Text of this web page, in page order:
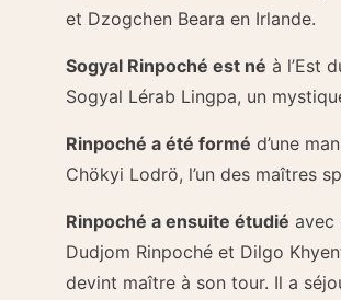
et Dzogchen Beara en Irlande.
Sogyal Rinpoché est né à l’Est
Sogyal Lérab Lingpa, un
Rinpoché a été formé d’une
Chökyi Lodrö, l’un des maîtres
Rinpoché a ensuite étudié avec
Dudjom Rinpoché et Dilgo
devint maître à son tour. Il a